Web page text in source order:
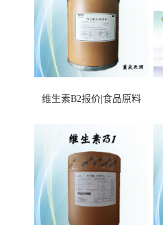
维生素B2报价|食品原料